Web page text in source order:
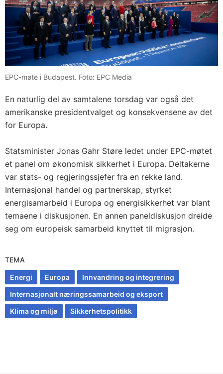
EPC-møte i Budapest. Foto: EPC Media
En naturlig del av samtalene torsdag var også det
amerikanske presidentvalget og konsekvensene av det
for Europa.
Statsminister Jonas Gahr Støre ledet under EPC-møtet
et panel om økonomisk sikkerhet i Europa. Deltakerne
var stats- og regjeringssjefer fra en rekke land.
Internasjonal handel og partnerskap, styrket
energisamarbeid i Europa og energisikkerhet var blant
temaene i diskusjonen. En annen paneldiskusjon dreide
seg om europeisk samarbeid knyttet til migrasjon.
TEMA
Energi Europa
Innvandring og integrering
Internasjonalt næringssamarbeid og eksport
Klima og miljø
Sikkerhetspolitikk